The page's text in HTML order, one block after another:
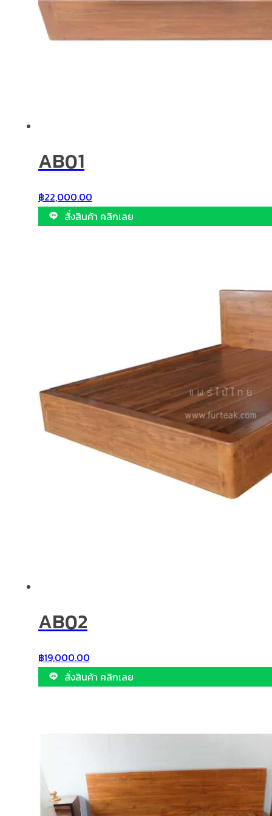
AB01
฿22,000.00
สั่งสินค้า คลิกเลย
AB02
฿19,000.00
สั่งสินค้า คลิกเลย